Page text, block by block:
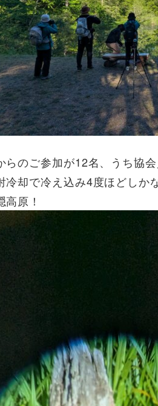
らのご参加が12名、うち協会
冷却で冷え込み4度ほどしか
原！